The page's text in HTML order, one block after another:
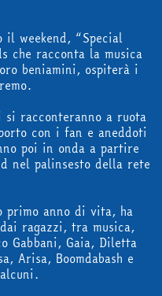
weekend, “Special
che racconta la musica
beniamini, ospiterà i
racconteranno a ruota
con i fan e aneddoti
poi in onda a partire
nel palinsesto della rete
primo anno di vita, ha
ragazzi, tra musica,
Gabbani, Gaia, Diletta
Arisa, Boomdabash e